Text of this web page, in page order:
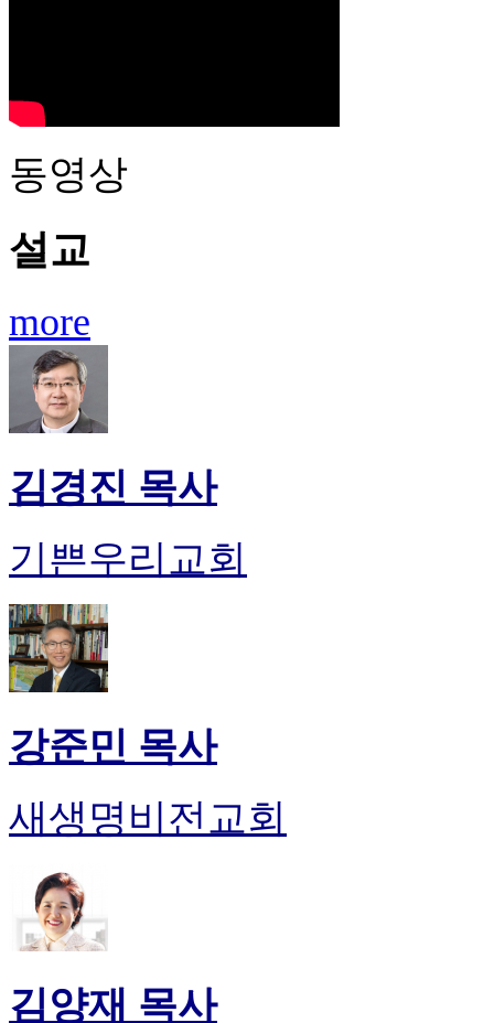
동영상
설교
more
김경진 목사
기쁜우리교회
강준민 목사
새생명비전교회
김양재 목사